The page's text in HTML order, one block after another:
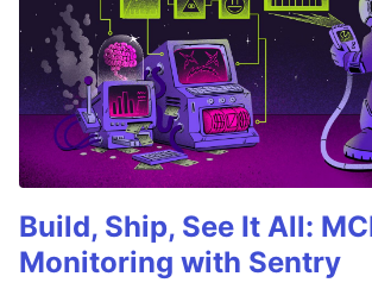
Build, Ship, See It All:
Monitoring with Sentry